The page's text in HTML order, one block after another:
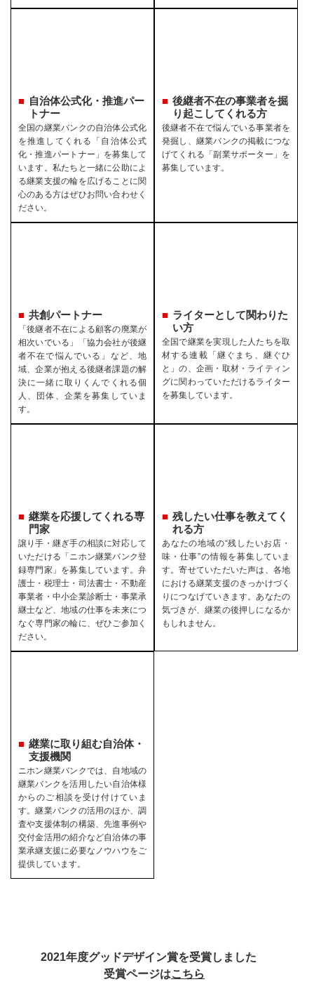
自治体公式化・推進パー
トナー
全国の継業バンクの自治体公式化
を推進してくれる「自治体公式
化・推進パートナー」を募集して
います。私たちと一緒に公助によ
る継業支援の輪を広げることに関
心のある方はぜひお問い合わせく
ださい。
後継者不在の事業者を掘
り起こしてくれる方
後継者不在で悩んでいる事業者を
発掘し、継業バンクの掲載につな
げてくれる「副業サポーター」を
募集しています。
共創パートナー
「後継者不在による顧客の廃業が
相次いでいる」「協力会社が後継
者不在で悩んでいる」など、地
域、企業が抱える後継者課題の解
決に一緒に取りくんでくれる個
人、団体、企業を募集していま
す。
ライターとして関わりた
い方
全国で継業を実現した人たちを取
材する連載「継ぐまち、継ぐひ
と」の、企画・取材・ライティン
グに関わっていただけるライター
を募集しています。
継業を応援してくれる専
門家
譲り手・継ぎ手の相談に対応して
いただける「ニホン継業バンク登
録専門家」を募集しています。弁
護士・税理士・司法書士・不動産
事業者・中小企業診断士・事業承
継士など、地域の仕事を未来につ
なぐ専門家の輪に、ぜひご参加く
ださい。
残したい仕事を教えてく
れる方
あなたの地域の“残したいお店・
味・仕事”の情報を募集していま
す。寄せていただいた声は、各地
における継業支援のきっかけづく
りにつなげていきます。あなたの
気づきが、継業の後押しになるか
もしれません。
継業に取り組む自治体・
支援機関
ニホン継業バンクでは、自地域の
継業バンクを活用したい自治体様
からのご相談を受け付けていま
す。継業バンクの活用のほか、調
査や支援体制の構築、先進事例や
交付金活用の紹介など自治体の事
業承継支援に必要なノウハウをご
提供しています。
2021年度グッドデザイン賞を受賞しました
受賞ページはこちら